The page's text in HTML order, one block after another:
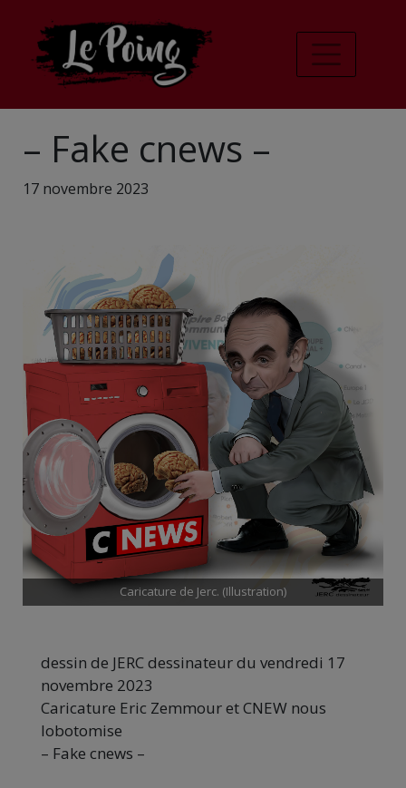
– Fake cnews –
17 novembre 2023
Caricature de Jerc. (Illustration)
dessin de JERC dessinateur du vendredi 17
novembre 2023
Caricature Eric Zemmour et CNEW nous
lobotomise
– Fake cnews –